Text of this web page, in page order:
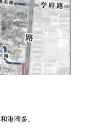
港湾多。